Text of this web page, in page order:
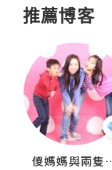
推薦博客
儍媽媽與